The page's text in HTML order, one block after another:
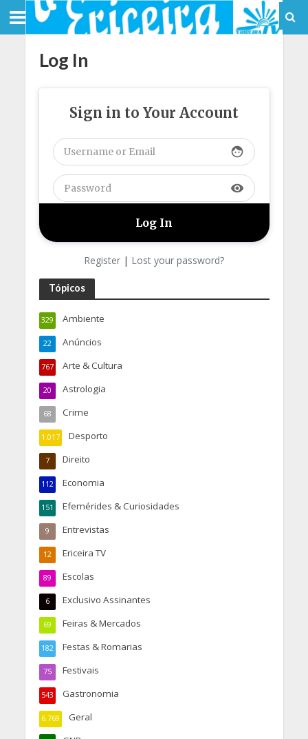
Log In
Sign in to Your Account
face
visibility
Register | Lost your password?
Tópicos
Ambiente
329
Anúncios
22
Arte & Cultura
767
Astrologia
20
Crime
68
Desporto
1.017
Direito
7
Economia
112
Efemérides & Curiosidades
151
Entrevistas
9
Ericeira TV
12
Escolas
89
Exclusivo Assinantes
6
Feiras & Mercados
69
Festas & Romarias
182
Festivais
75
Gastronomia
543
Geral
6.769